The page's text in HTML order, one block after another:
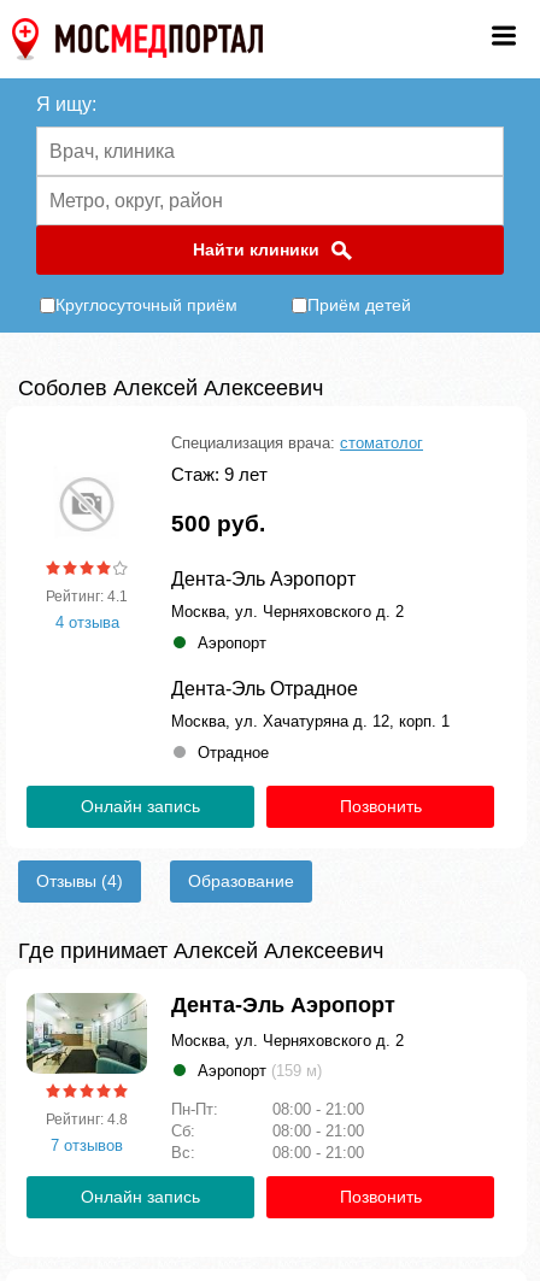
Я ищу:
Найти клиники
Круглосуточный приём Приём детей
Соболев Алексей Алексеевич
Рейтинг: 4.1
4 отзыва
Специализация врача: стоматолог
Стаж: 9 лет
500 руб.
Дента-Эль Аэропорт
Москва, ул. Черняховского д. 2
Аэропорт
Дента-Эль Отрадное
Москва, ул. Хачатуряна д. 12, корп. 1
Отрадное
Онлайн запись Позвонить
Отзывы (4) Образование
Где принимает Алексей Алексеевич
Рейтинг: 4.8
7 отзывов
Дента-Эль Аэропорт
Москва, ул. Черняховского д. 2
Аэропорт (159 м)
Пн-Пт:
08:00 - 21:00
Сб:
08:00 - 21:00
Вс:
08:00 - 21:00
Онлайн запись Позвонить